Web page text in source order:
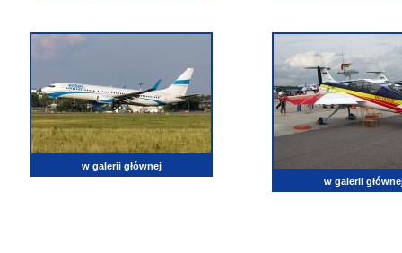
w galerii głównej
w galerii